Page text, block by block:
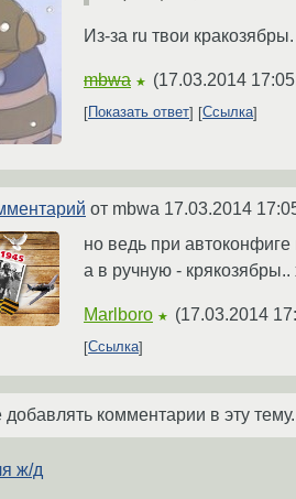
Из-за ru твои
mbwa ★ (17.03.2014
Показать ответ Ссылка
от mbwa 17.03.2014
но ведь при автоконфиге
а в ручную -
Marlboro ★ (17.03.2014
Ссылка
комментарии в эту
ж/д